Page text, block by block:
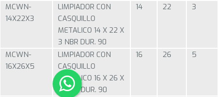
MCWN-
14X22X3
LIMPIADOR CON
CASQUILLO
METALICO 14 X 22 X
3 NBR DUR. 90
14 22 3
MCWN-
16X26X5
LIMPIADOR CON
CASQUILLO
METALICO 16 X 26 X
5 NBR DUR. 90
16 26 5